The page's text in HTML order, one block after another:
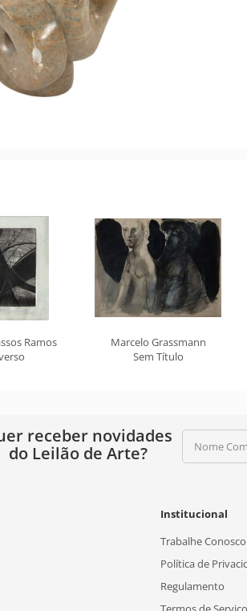
Ramos
Marcelo Grassmann
Sem Título
receber novidades
do Leilão de Arte?
Nome
Institucional
Trabalhe Conosco
Política de
Regulamento